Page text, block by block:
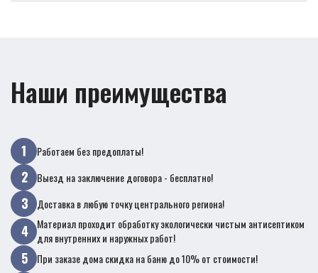
Наши преимущества
Работаем без предоплаты!
Выезд на заключение договора - бесплатно!
Доставка в любую точку центрального региона!
Материал проходит обработку экологически чистым антисептиком
для внутренних и наружных работ!
При заказе дома скидка на баню до 10% от стоимости!